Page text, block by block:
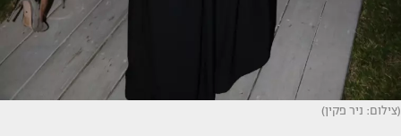
(צילום: ניר פקין)